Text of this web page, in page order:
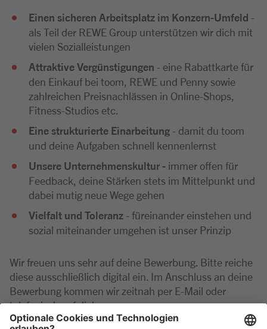
Einen sicheren Arbeitsplatz im Konzern-Umfeld -
als Teil der REWE Group unterstützen wir dich mit
vielen Sozialleistungen
Attraktive Vergünstigungen - eine Rabattkarte für
den Einkauf bei toom, REWE und Penny sowie
zahlreichen Preisnachlässen in Online-Shops,
Fitness-Studios etc.
Eine strukturierte Einarbeitung - damit du toom
und deine Aufgaben schnell kennenlernst
Unsere Unternehmenskultur - immer offen für
Feedback, deine Stärken stets im Mittelpunkt und
dabei mutig neue Wege gehen
Vielfalt und Toleranz - füreinander einstehen und
sozial miteinander umgehen ist unser Prinzip
Wir freuen uns sehr auf deine Bewerbung. Bitte reiche
diese ausschließlich digital ein. Im Anschluss an deine
Bewerbung kommen wir zeitnah per E-Mail oder
telefonisch auf dich zu.